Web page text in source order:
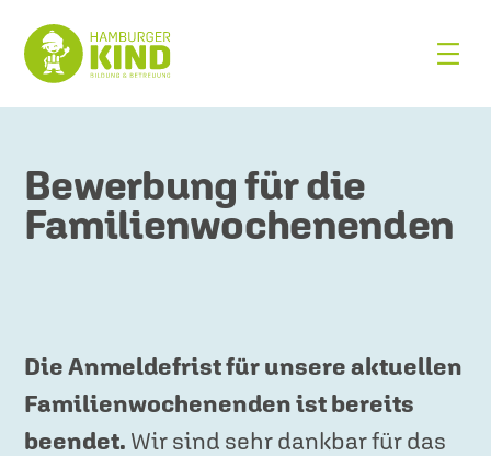
Bewerbung für die
Familienwochenenden
Die Anmeldefrist für unsere aktuellen
Familienwochenenden ist bereits
beendet. Wir sind sehr dankbar für das